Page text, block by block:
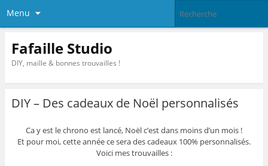
Menu
Fafaille Studio
DIY, maille & bonnes trouvailles !
DIY – Des cadeaux de Noël personnalisés
Ca y est le chrono est lancé, Noël c’est dans moins d’un mois !
Et pour moi, cette année ce sera des cadeaux 100% personnalisés.
Voici mes trouvailles :